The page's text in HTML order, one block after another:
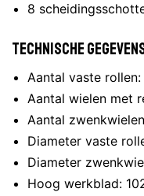
8
Technische
Aantal vaste
Aantal wielen met
Aantal
Diameter vaste
Diameter
Hoog werkblad: